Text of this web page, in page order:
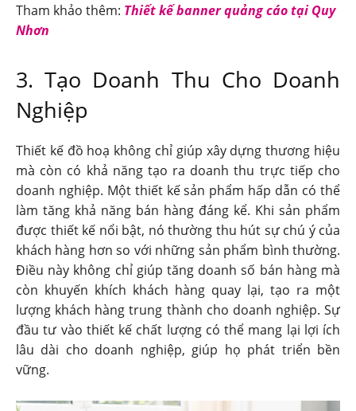
Tham khảo thêm: Thiết kế banner quảng cáo tại Quy
Nhơn
3. Tạo Doanh Thu Cho Doanh
Nghiệp
Thiết kế đồ hoạ không chỉ giúp xây dựng thương hiệu
mà còn có khả năng tạo ra doanh thu trực tiếp cho
doanh nghiệp. Một thiết kế sản phẩm hấp dẫn có thể
làm tăng khả năng bán hàng đáng kể. Khi sản phẩm
được thiết kế nổi bật, nó thường thu hút sự chú ý của
khách hàng hơn so với những sản phẩm bình thường.
Điều này không chỉ giúp tăng doanh số bán hàng mà
còn khuyến khích khách hàng quay lại, tạo ra một
lượng khách hàng trung thành cho doanh nghiệp. Sự
đầu tư vào thiết kế chất lượng có thể mang lại lợi ích
lâu dài cho doanh nghiệp, giúp họ phát triển bền
vững.